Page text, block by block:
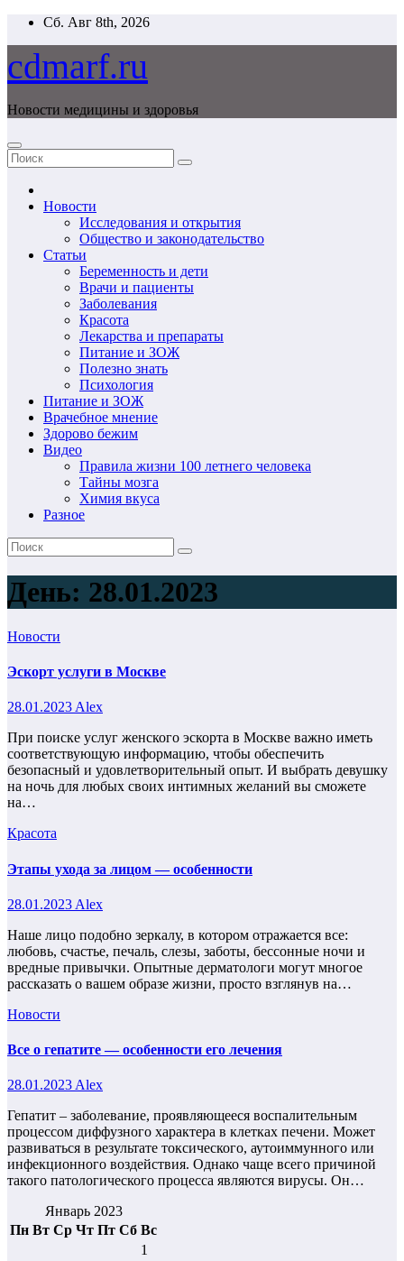
Перейти
содержимому
Сб. Авг 8th, 2026
cdmarf.ru
Новости медицины и здоровья
Новости
Исследования и открытия
Общество и законодательство
Статьи
Беременность и дети
Врачи и пациенты
Заболевания
Красота
Лекарства и препараты
Питание и ЗОЖ
Полезно знать
Психология
Питание и ЗОЖ
Врачебное мнение
Здорово бежим
Видео
Правила жизни 100 летнего человека
Тайны мозга
Химия вкуса
Разное
День: 28.01.2023
Новости
Эскорт услуги в Москве
28.01.2023Alex
При поиске услуг женского эскорта в Москве важно иметь
соответствующую информацию, чтобы обеспечить
безопасный и удовлетворительный опыт. И выбрать девушку
на ночь для любых своих интимных желаний вы сможете
на…
Красота
Этапы ухода за лицом — особенности
28.01.2023 Alex
Наше лицо подобно зеркалу, в котором отражается все:
любовь, счастье, печаль, слезы, заботы, бессонные ночи и
вредные привычки. Опытные дерматологи могут многое
рассказать о вашем образе жизни, просто взглянув на…
Новости
Все о гепатите — особенности его лечения
28.01.2023Alex
Гепатит – заболевание, проявляющееся воспалительным
процессом диффузного характера в клетках печени. Может
развиваться в результате токсического, аутоиммунного или
инфекционного воздействия. Однако чаще всего причиной
такого патологического процесса являются вирусы. Он…
Январь 2023
Пн Вт Ср Чт Пт Сб Вс
1